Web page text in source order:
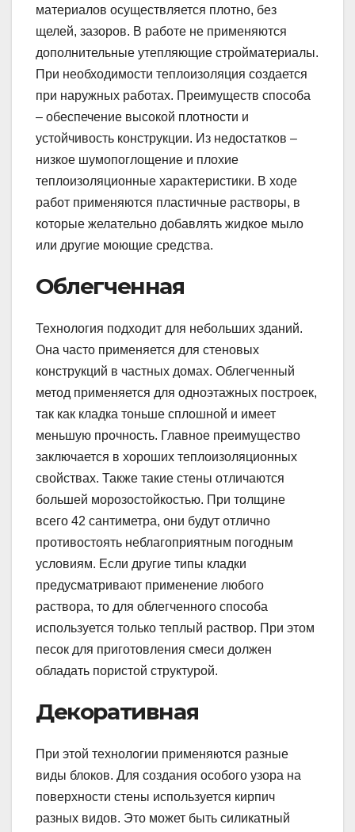
материалов осуществляется плотно, без
щелей, зазоров. В работе не применяются
дополнительные утепляющие стройматериалы.
При необходимости теплоизоляция создается
при наружных работах. Преимуществ способа
– обеспечение высокой плотности и
устойчивость конструкции. Из недостатков –
низкое шумопоглощение и плохие
теплоизоляционные характеристики. В ходе
работ применяются пластичные растворы, в
которые желательно добавлять жидкое мыло
или другие моющие средства.
Облегченная
Технология подходит для небольших зданий.
Она часто применяется для стеновых
конструкций в частных домах. Облегченный
метод применяется для одноэтажных построек,
так как кладка тоньше сплошной и имеет
меньшую прочность. Главное преимущество
заключается в хороших теплоизоляционных
свойствах. Также такие стены отличаются
большей морозостойкостью. При толщине
всего 42 сантиметра, они будут отлично
противостоять неблагоприятным погодным
условиям. Если другие типы кладки
предусматривают применение любого
раствора, то для облегченного способа
используется только теплый раствор. При этом
песок для приготовления смеси должен
обладать пористой структурой.
Декоративная
При этой технологии применяются разные
виды блоков. Для создания особого узора на
поверхности стены используется кирпич
разных видов. Это может быть силикатный